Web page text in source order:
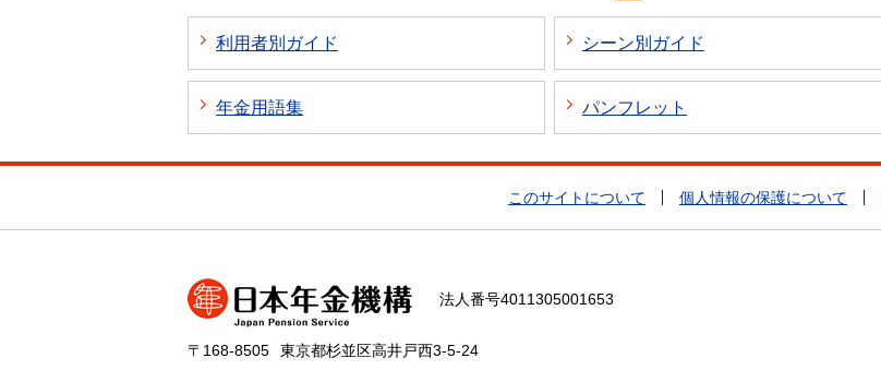
利用者別ガイド シーン別ガイド
年金用語集 パンフレット
このサイトについて 個人情報の保護について
法人番号4011305001653
〒168-8505 東京都杉並区高井戸西3-5-24